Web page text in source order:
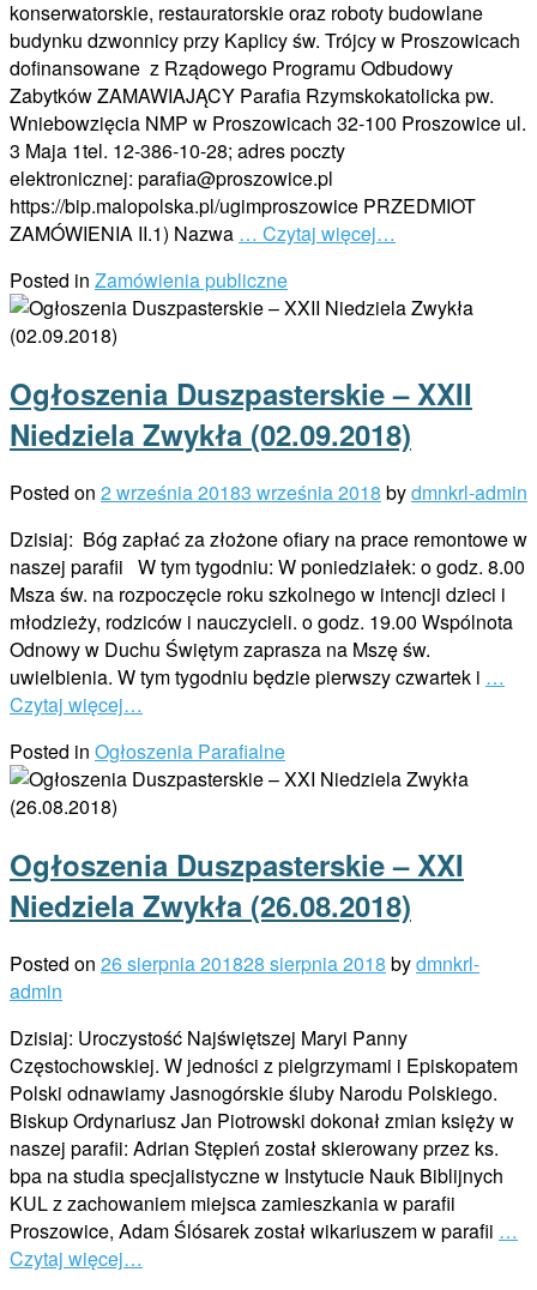
konserwatorskie, restauratorskie oraz roboty budowlane
budynku dzwonnicy przy Kaplicy św. Trójcy w Proszowicach
dofinansowane z Rządowego Programu Odbudowy
Zabytków ZAMAWIAJĄCY Parafia Rzymskokatolicka pw.
Wniebowzięcia NMP w Proszowicach 32-100 Proszowice ul.
3 Maja 1tel. 12-386-10-28; adres poczty
elektronicznej: parafia@proszowice.pl
https://bip.malopolska.pl/ugimproszowice PRZEDMIOT
ZAMÓWIENIA II.1) Nazwa … Czytaj więcej…
Posted in Zamówienia publiczne
Ogłoszenia Duszpasterskie – XXII
Niedziela Zwykła (02.09.2018)
Posted on 2 września 20183 września 2018 bydmnkrl-admin
Dzisiaj: Bóg zapłać za złożone ofiary na prace remontowe w
naszej parafii W tym tygodniu: W poniedziałek: o godz. 8.00
Msza św. na rozpoczęcie roku szkolnego w intencji dzieci i
młodzieży, rodziców i nauczycieli. o godz. 19.00 Wspólnota
Odnowy w Duchu Świętym zaprasza na Mszę św.
uwielbienia. W tym tygodniu będzie pierwszy czwartek i …
Czytaj więcej…
Posted in Ogłoszenia Parafialne
Ogłoszenia Duszpasterskie – XXI
Niedziela Zwykła (26.08.2018)
Posted on 26 sierpnia 201828 sierpnia 2018 bydmnkrl-
admin
Dzisiaj: Uroczystość Najświętszej Maryi Panny
Częstochowskiej. W jedności z pielgrzymami i Episkopatem
Polski odnawiamy Jasnogórskie śluby Narodu Polskiego.
Biskup Ordynariusz Jan Piotrowski dokonał zmian księży w
naszej parafii: Adrian Stępień został skierowany przez ks.
bpa na studia specjalistyczne w Instytucie Nauk Biblijnych
KUL z zachowaniem miejsca zamieszkania w parafii
Proszowice, Adam Ślósarek został wikariuszem w parafii …
Czytaj więcej…